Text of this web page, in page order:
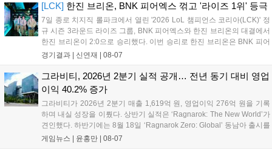
[LCK] 한진 브리온, BNK 피어엑스 꺾고 '라이즈 1위' 등극
7일 종로 치지직 롤파크에서 열린 '2026 LoL 챔피언스 코리아(LCK)' 정
규 시즌 3라운드 라이즈 그룹, BNK 피어엑스와 한진 브리온의 대결에서
한진 브리온이 2:0으로 승리했다. 이번 승리로 한진 브리온은 BNK 피어
엑스를 제치고 라이즈 그룹 1위로 올라섰다. 1세트, 한진 브리온이 '로머'
경기결과 | 신연재 08-07
그라비티, 2026년 2분기 실적 공개… 전년 동기 대비 영업
이익 40.2% 증가
그라비티가 2026년 2분기 매출 1,619억 원, 영업이익 276억 원을 기록
하며 내실 성장을 이뤘다. 상반기 실적은 ‘Ragnarok: The New World’가
견인했다. 하반기에는 8월 18일 ‘Ragnarok Zero: Global’ 동남아 출시를
시작으로 9월 3일 ‘달려라 헤베레케 EX’, 9월 22일 ‘갈바테인’ 등 다양한
게임뉴스 | 윤홍만 08-07